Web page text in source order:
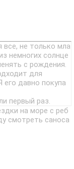
не только мла
немногих солнце
с рождения.
для
давно покупа
первый раз.
на море с реб
смотреть саноса